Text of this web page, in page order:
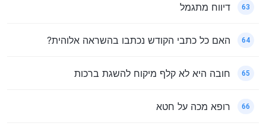
63 דיווח מתגמל
64 האם כל כתבי הקודש נכתבו בהשראה אלוהית?
65 חובה היא לא קלף מיקוח להשגת ברכות
66 רופא מכה על חטא